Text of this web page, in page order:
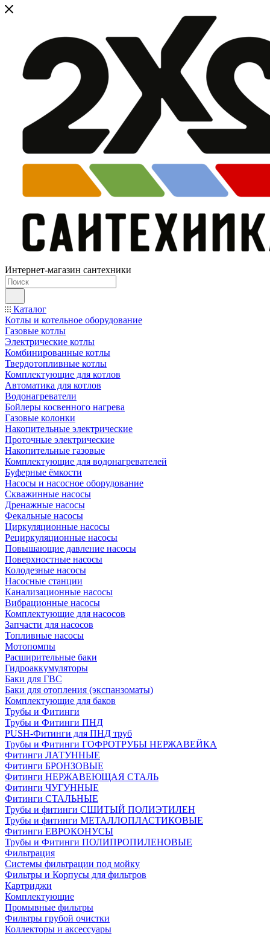
Интернет-магазин сантехники
Каталог
Котлы и котельное оборудование
Газовые котлы
Электрические котлы
Комбинированные котлы
Твердотопливные котлы
Комплектующие для котлов
Автоматика для котлов
Водонагреватели
Бойлеры косвенного нагрева
Газовые колонки
Накопительные электрические
Проточные электрические
Накопительные газовые
Комплектующие для водонагревателей
Буферные ёмкости
Насосы и насосное оборудование
Скважинные насосы
Дренажные насосы
Фекальные насосы
Циркуляционные насосы
Рециркуляционные насосы
Повышающие давление насосы
Поверхностные насосы
Колодезные насосы
Насосные станции
Канализационные насосы
Вибрационные насосы
Комплектующие для насосов
Запчасти для насосов
Топливные насосы
Мотопомпы
Расширительные баки
Гидроаккумуляторы
Баки для ГВС
Баки для отопления (экспанзоматы)
Комплектующие для баков
Трубы и Фитинги
Трубы и Фитинги ПНД
PUSH-Фитинги для ПНД труб
Трубы и Фитинги ГОФРОТРУБЫ НЕРЖАВЕЙКА
Фитинги ЛАТУННЫЕ
Фитинги БРОНЗОВЫЕ
Фитинги НЕРЖАВЕЮЩАЯ СТАЛЬ
Фитинги ЧУГУННЫЕ
Фитинги СТАЛЬНЫЕ
Трубы и фитинги СШИТЫЙ ПОЛИЭТИЛЕН
Трубы и фитинги МЕТАЛЛОПЛАСТИКОВЫЕ
Фитинги ЕВРОКОНУСЫ
Трубы и Фитинги ПОЛИПРОПИЛЕНОВЫЕ
Фильтрация
Системы фильтрации под мойку
Фильтры и Корпусы для фильтров
Картриджи
Комплектующие
Промывные фильтры
Фильтры грубой очистки
Коллекторы и аксессуары